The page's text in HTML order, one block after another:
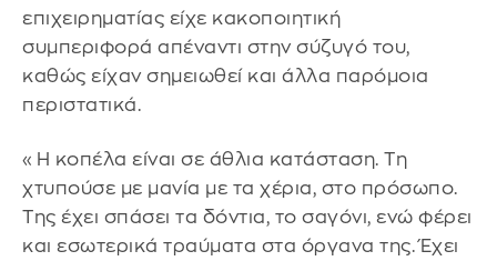
επιχειρηματίας είχε κακοποιητική
συμπεριφορά απέναντι στην σύζυγό του,
καθώς είχαν σημειωθεί και άλλα παρόμοια
περιστατικά.
«Η κοπέλα είναι σε άθλια κατάσταση. Τη
χτυπούσε με μανία με τα χέρια, στο πρόσωπο.
Της έχει σπάσει τα δόντια, το σαγόνι, ενώ φέρει
και εσωτερικά τραύματα στα όργανα της. Έχει